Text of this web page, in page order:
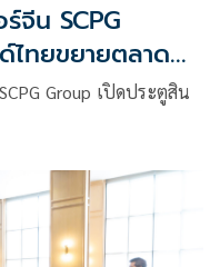
จีน SCPG
ทยขยายตลาด
กท่องเที่ยวเข้า
Group เปิดประตูสิน